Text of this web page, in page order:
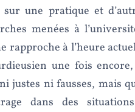
sur une pratique et
menées à
rapproche à l’heure
une fois
justes ni fausses, mais
dans des